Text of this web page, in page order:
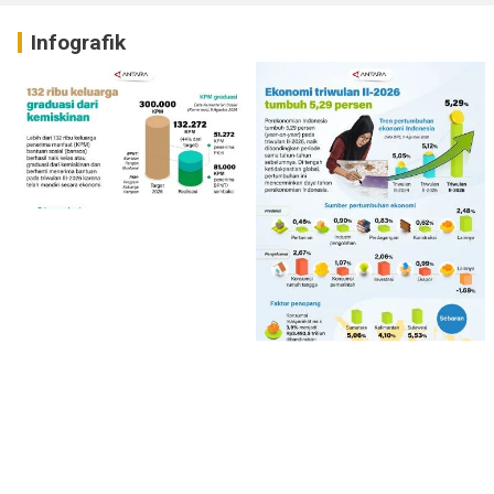
Infografik